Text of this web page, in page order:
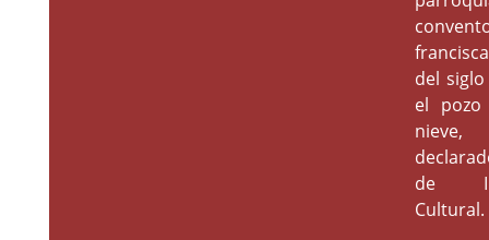
del siglo
el
nieve,
de
Cultural.